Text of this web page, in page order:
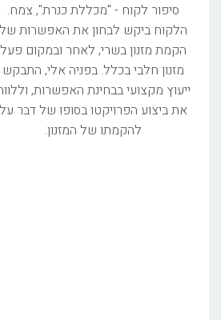
סיפור לקוח - "מכללת כנרת", צמח.
הלקוח ביקש לבחון את האפשרות של
הקמת מזנון בשרי, לאחר ובמקום פעל
מזנון חלבי בכלל. בפניה אלי, התבקש
ייעוץ מקצועי בבחינת האפשרות,
את ביצוע הפרויקטו בסופו של דבר על
להקמתו של המזנון.